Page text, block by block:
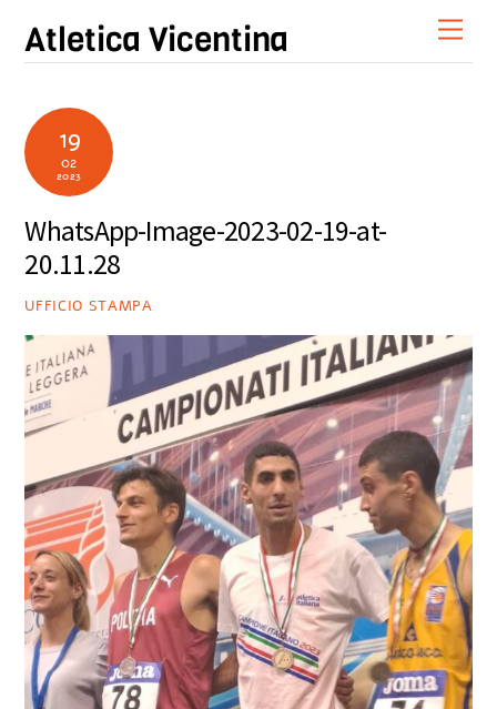
content
Atletica Vicentina
19
02
2023
WhatsApp-Image-2023-02-19-at-
20.11.28
UFFICIO STAMPA